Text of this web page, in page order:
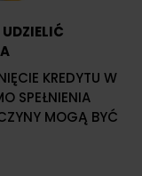
KREDYTU W
SPEŁNIENIA
MOGĄ BYĆ